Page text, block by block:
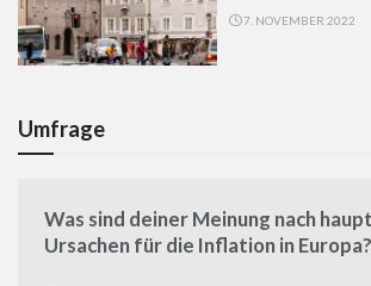
7. NOVEMBER 2022
Umfrage
Was sind deiner Meinung nach
Ursachen für die Inflation in Europa?